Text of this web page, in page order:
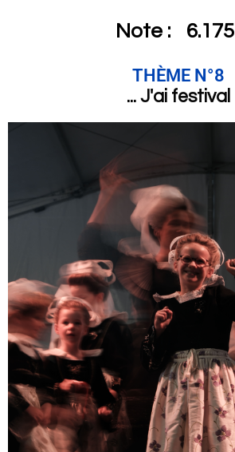
Note : 6.175
THÈME N°8
... J'ai festival